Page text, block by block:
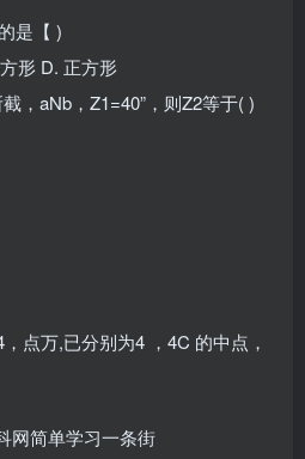
是【 )
形 D. 正方形
，aNb，Z1=40”，则Z2等于( )
点万,已分别为4 ，4C 的中点，
网简单学习一条街